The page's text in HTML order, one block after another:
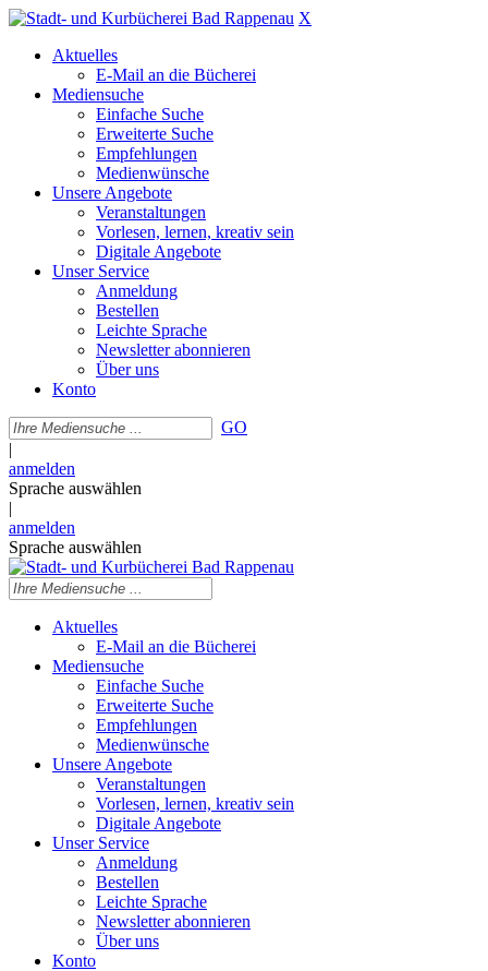
X
Aktuelles
E-Mail an die Bücherei
Mediensuche
Einfache Suche
Erweiterte Suche
Empfehlungen
Medienwünsche
Unsere Angebote
Veranstaltungen
Vorlesen, lernen, kreativ sein
Digitale Angebote
Unser Service
Anmeldung
Bestellen
Leichte Sprache
Newsletter abonnieren
Über uns
Konto
GO
|
anmelden
Sprache auswählen
|
anmelden
Sprache auswählen
Aktuelles
E-Mail an die Bücherei
Mediensuche
Einfache Suche
Erweiterte Suche
Empfehlungen
Medienwünsche
Unsere Angebote
Veranstaltungen
Vorlesen, lernen, kreativ sein
Digitale Angebote
Unser Service
Anmeldung
Bestellen
Leichte Sprache
Newsletter abonnieren
Über uns
Konto